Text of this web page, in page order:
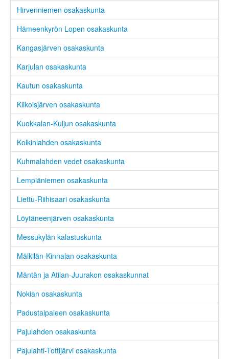
Hirvenniemen osakaskunta
Hämeenkyrön Lopen osakaskunta
Kangasjärven osakaskunta
Karjulan osakaskunta
Kautun osakaskunta
Kiikoisjärven osakaskunta
Kuokkalan-Kuljun osakaskunta
Kolkinlahden osakaskunta
Kuhmalahden vedet osakaskunta
Lempiäniemen osakaskunta
Liettu-Riihisaari osakaskunta
Löytäneenjärven osakaskunta
Messukylän kalastuskunta
Mälkilän-Kinnalan osakaskunta
Mäntän ja Atilan-Juurakon osakaskunnat
Nokian osakaskunta
Padustaipaleen osakaskunta
Pajulahden osakaskunta
Pajulahti-Tottijärvi osakaskunta